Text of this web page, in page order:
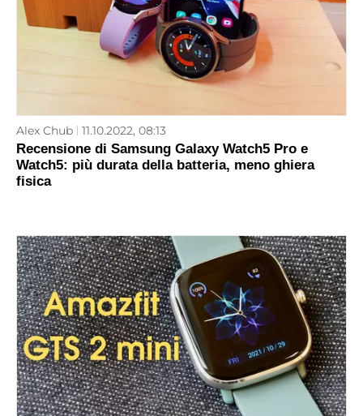
Alex Chub 11.10.2022, 08:13
Recensione di Samsung Galaxy Watch5 Pro e
Watch5: più durata della batteria, meno ghiera
fisica